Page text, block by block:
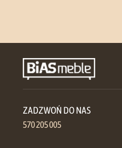
ZADZWOŃ DO NAS
570 205 005